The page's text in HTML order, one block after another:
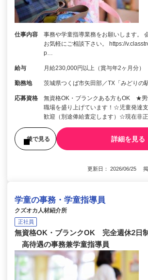
仕事内容
事務や学童指導業務をお願いします。
お気軽にご相談下さい。 https://
p…
給与 月給230,000円以上（賞与年2ヶ月分）
勤務地 茨城県つくば市矢田部／TX「みどりの
応募資格
無資格OK・ブランクある方もOK ★男
職場を盛り上げています！☆児童発達
歓迎（別途俸給査定します）☆現在非
後で見る 詳細を見る
更新日： 2026/06/25 掲
学童の事務・学童指導員
クズオカ人材紹介所
正社員
無資格OK・ブランクOK 完全週休2日制
高待遇の事務兼学童指導員